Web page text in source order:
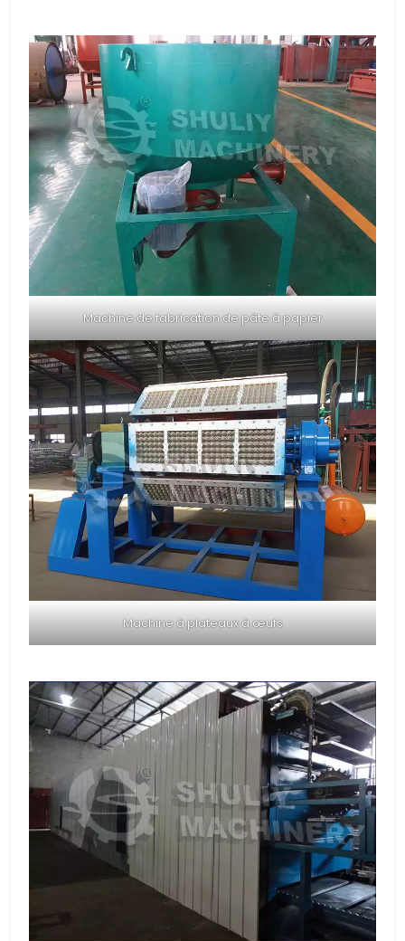
Machine de fabrication de pâte à papier
Machine à plateaux à œufs